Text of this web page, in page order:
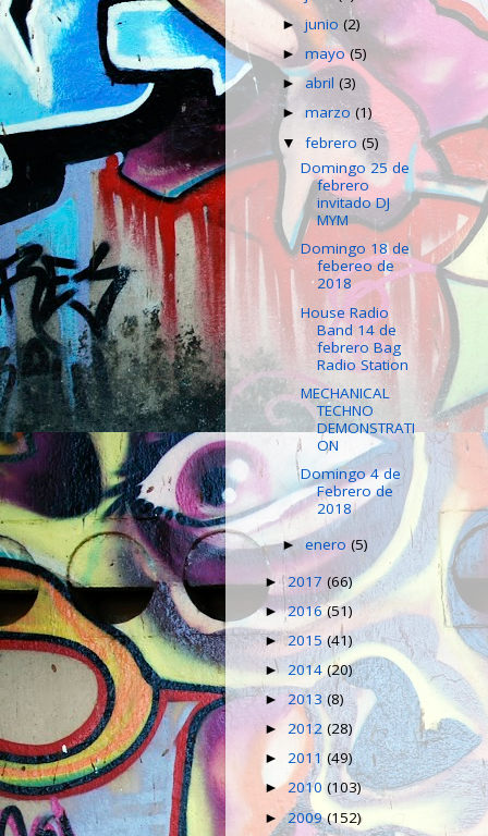
►junio(2)
►mayo(5)
►abril(3)
►marzo(1)
▼febrero(5)
Domingo 25 de
febrero
invitado DJ
MYM
Domingo 18 de
febereo de
2018
House Radio
Band 14 de
febrero Bag
Radio Station
MECHANICAL
TECHNO
DEMONSTRATI
ON
Domingo 4 de
Febrero de
2018
►enero(5)
►2017 (66)
►2016(51)
►2015(41)
► 2014(20)
► 2013(8)
► 2012 (28)
► 2011(49)
►2010 (103)
►2009(152)